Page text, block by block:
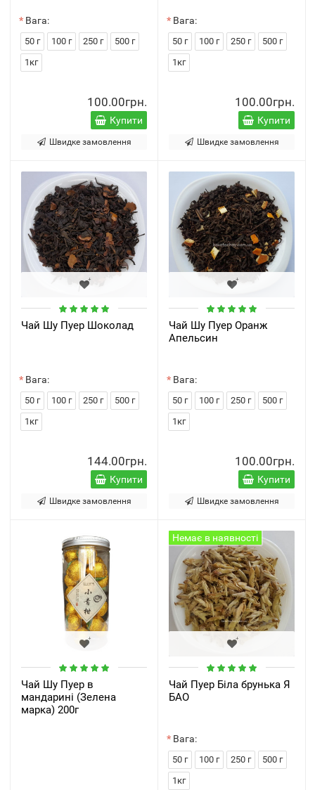
Вага:
50 г 100 г 250 г
500 г
1кг
100.00грн.
Купити
Швидке замовлення
Вага:
50 г 100 г 250 г
500 г
1кг
100.00грн.
Купити
Швидке замовлення
Чай Шу Пуер Шоколад
Вага:
50 г 100 г 250 г
500 г
1кг
144.00грн.
Купити
Швидке замовлення
Чай Шу Пуер Оранж
Апельсин
Вага:
50 г 100 г 250 г
500 г
1кг
100.00грн.
Купити
Швидке замовлення
Чай Шу Пуер в
мандарині (Зелена
марка) 200г
Немає в наявності
Чай Пуер Біла брунька Я
БАО
Вага:
50 г 100 г 250 г
500 г
1кг